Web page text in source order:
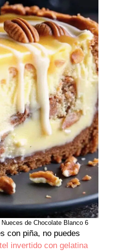
de Chocolate Blanco 6
con piña, no puedes
invertido con gelatina